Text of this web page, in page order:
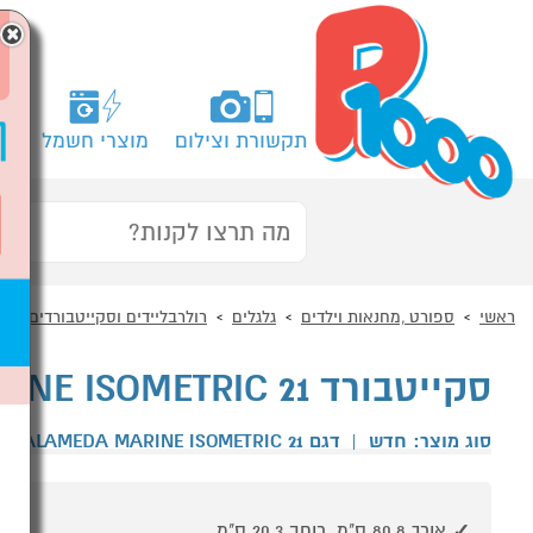
תקשורת וצילום מוצרי חשמל
ראשי ספורט ,מחנאות וילדים גלגלים רולרבליידים וסקייטבורדים
סקייטבורד RETROSPEC ALAMEDA MARINE ISOMETRIC 21
סוג מוצר: חדש | דגם ALAMEDA MARINE ISOMETRIC 21
×